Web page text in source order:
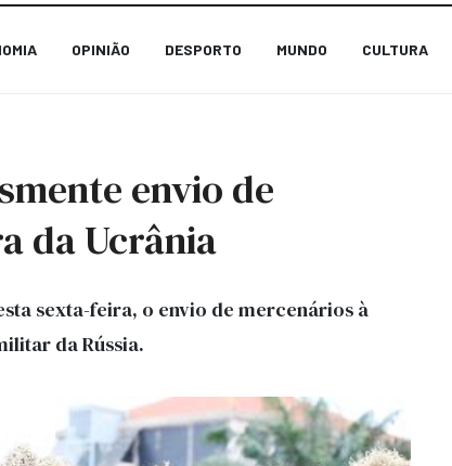
OPINIÃO DESPORTO MUNDO CULTURA
envio de
da Ucrânia
sexta-feira, o envio de mercenários à
da Rússia.